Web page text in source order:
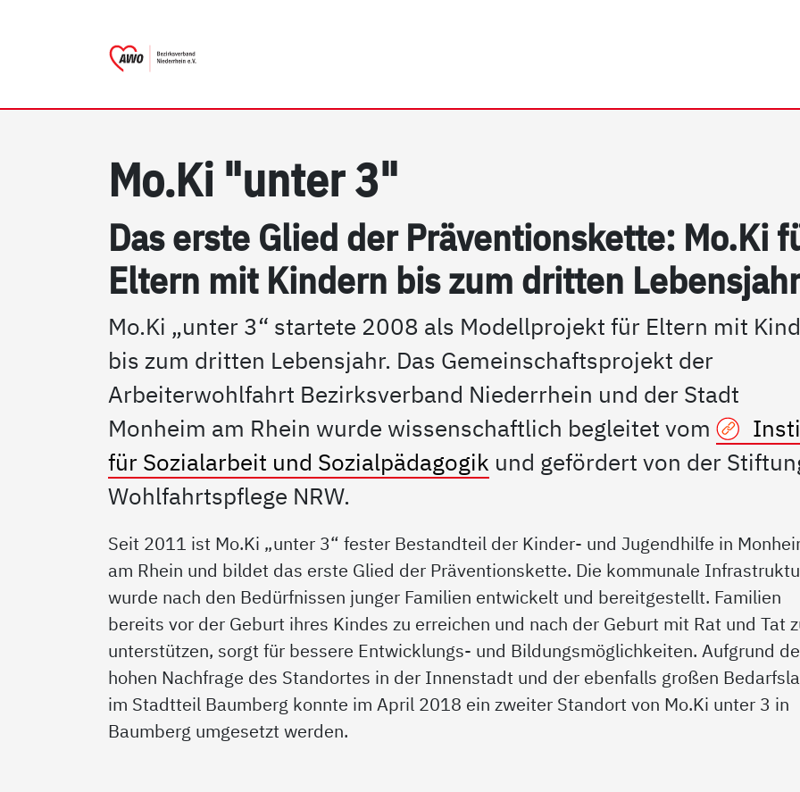
Mo.Ki "un­ter 3"
Das ers­te Glied der Präv­en­ti­ons­ket­te: Mo.Ki
El­tern mit Kin­dern bis zum drit­ten
Mo.Ki „unter 3“ startete 2008 als Modellprojekt für Eltern mit
bis zum dritten Lebensjahr. Das Gemeinschaftsprojekt der
Arbeiterwohlfahrt Bezirksverband Niederrhein und der Stadt
Monheim am Rhein wurde wissenschaftlich begleitet vom
für Sozialarbeit und Sozialpädagogik und gefördert von der
Wohlfahrtspflege NRW.
Seit 2011 ist Mo.Ki „unter 3“ fester Bestandteil der Kinder- und Jugendhilfe in
am Rhein und bildet das erste Glied der Präventionskette. Die kommunale
wurde nach den Bedürfnissen junger Familien entwickelt und bereitgestellt. Familien
bereits vor der Geburt ihres Kindes zu erreichen und nach der Geburt mit Rat und Tat
unterstützen, sorgt für bessere Entwicklungs- und Bildungsmöglichkeiten. Aufgrund
hohen Nachfrage des Standortes in der Innenstadt und der ebenfalls großen
im Stadtteil Baumberg konnte im April 2018 ein zweiter Standort von Mo.Ki unter 3 in
Baumberg umgesetzt werden.